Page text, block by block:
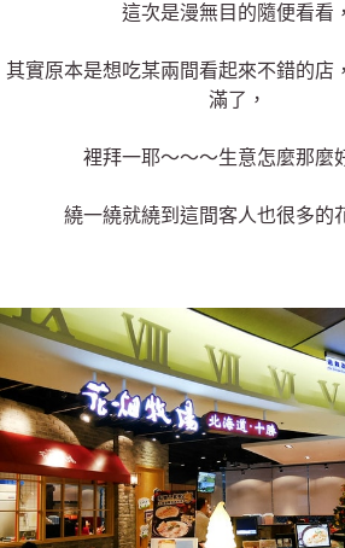
這次是漫無目的隨便看看，
其實原本是想吃某兩間看起來不錯的店
滿了，
裡拜一耶～～～生意怎麼那麼
繞一繞就繞到這間客人也很多的